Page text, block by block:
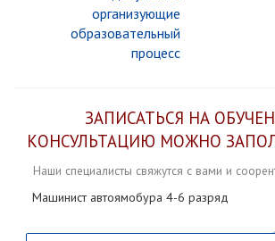
организующие
образовательный
процесс
ЗАПИСАТЬСЯ НА
КОНСУЛЬТАЦИЮ МОЖНО
Наши специалисты свяжутся с вами и
Машинист автоямобура 4-6 разряд